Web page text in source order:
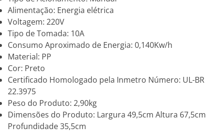
Alimentação: Energia elétrica
Voltagem: 220V
Tipo de Tomada: 10A
Consumo Aproximado de Energia: 0,140Kw/h
Material: PP
Cor: Preto
Certificado Homologado pela Inmetro Número: UL-BR
22.3975
Peso do Produto: 2,90kg
Dimensões do Produto: Largura 49,5cm Altura 67,5cm
Profundidade 35,5cm